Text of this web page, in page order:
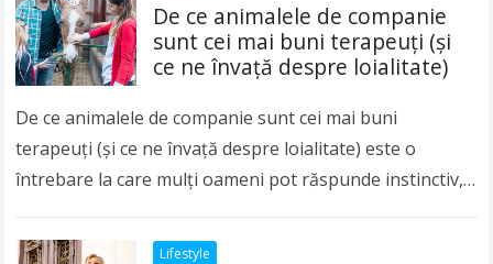
De ce animalele de companie
sunt cei mai buni terapeuți (și
ce ne învață despre loialitate)
De ce animalele de companie sunt cei mai buni
terapeuți (și ce ne învață despre loialitate) este o
întrebare la care mulți oameni pot răspunde instinctiv,
Lifestyle